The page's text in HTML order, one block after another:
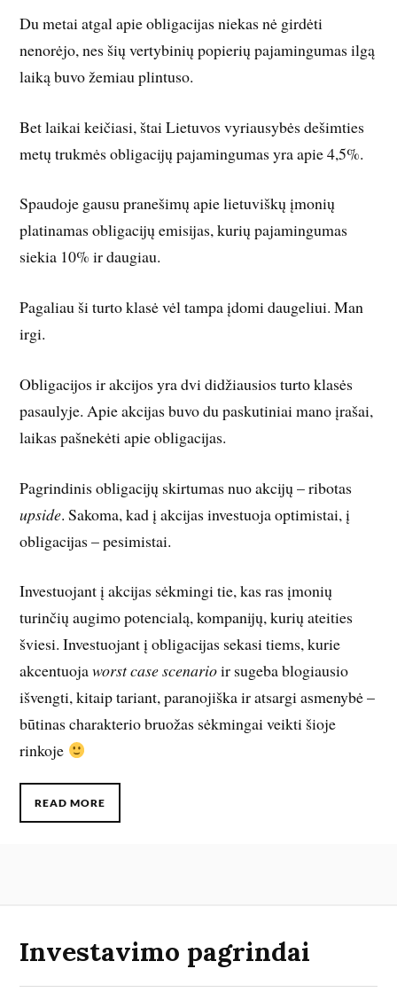
Du metai atgal apie obligacijas niekas nė girdėti
nenorėjo, nes šių vertybinių popierių pajamingumas ilgą
laiką buvo žemiau plintuso.
Bet laikai keičiasi, štai Lietuvos vyriausybės dešimties
metų trukmės obligacijų pajamingumas yra apie 4,5%.
Spaudoje gausu pranešimų apie lietuviškų įmonių
platinamas obligacijų emisijas, kurių pajamingumas
siekia 10% ir daugiau.
Pagaliau ši turto klasė vėl tampa įdomi daugeliui. Man
irgi.
Obligacijos ir akcijos yra dvi didžiausios turto klasės
pasaulyje. Apie akcijas buvo du paskutiniai mano įrašai,
laikas pašnekėti apie obligacijas.
Pagrindinis obligacijų skirtumas nuo akcijų – ribotas
upside. Sakoma, kad į akcijas investuoja optimistai, į
obligacijas – pesimistai.
Investuojant į akcijas sėkmingi tie, kas ras įmonių
turinčių augimo potencialą, kompanijų, kurių ateities
šviesi. Investuojant į obligacijas sekasi tiems, kurie
akcentuojaworst case scenarioir sugeba blogiausio
išvengti, kitaip tariant, paranojiška ir atsargi asmenybė –
būtinas charakterio bruožas sėkmingai veikti šioje
rinkoje
READ MORE
Investavimo pagrindai